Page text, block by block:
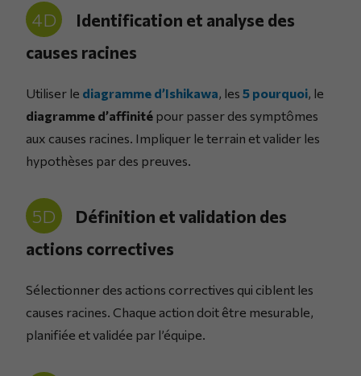
4D
Identification et analyse des
causes racines
Utiliser le diagramme d’Ishikawa, les 5 pourquoi, le
diagramme d’affinité pour passer des symptômes
aux causes racines. Impliquer le terrain et valider les
hypothèses par des preuves.
5D
Définition et validation des
actions correctives
Sélectionner des actions correctives qui ciblent les
causes racines. Chaque action doit être mesurable,
planifiée et validée par l’équipe.